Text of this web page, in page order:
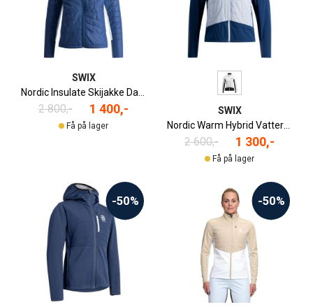
SWIX
2 800,- 1 400,-
Få på lager
SWIX
Nordic Warm Hybrid Vattert Skijakke Dame
2 600,- 1 300,-
Få på lager
-50% -50%